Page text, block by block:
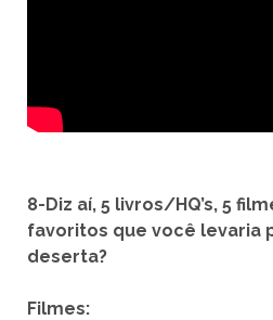
8-Diz aí, 5 livros/HQ’s, 5
favoritos que você levaria
deserta?
Filmes: